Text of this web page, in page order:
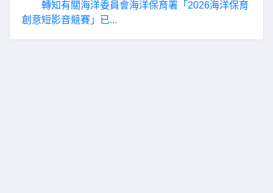
轉知有關海洋委員會海洋保育署「2026海洋保育
創意短影音競賽」已...